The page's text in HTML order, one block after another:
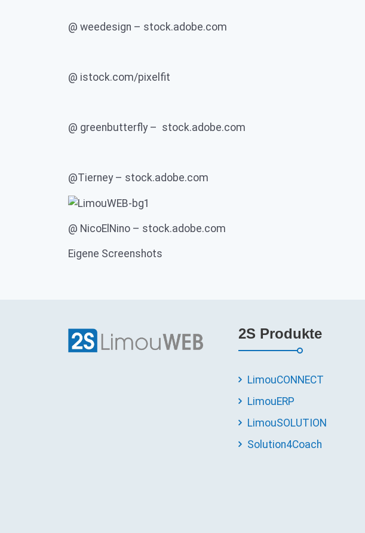
@ weedesign – stock.adobe.com
@ istock.com/pixelfit
@ greenbutterfly – stock.adobe.com
@Tierney – stock.adobe.com
@ NicoElNino – stock.adobe.com
Eigene Screenshots
2S Produkte
LimouCONNECT
LimouERP
LimouSOLUTION
Solution4Coach